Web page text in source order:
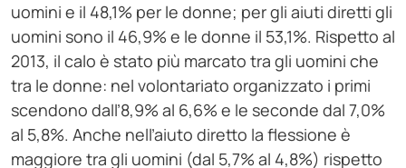
uomini e il 48,1% per le donne; per gli aiuti diretti gli
uomini sono il 46,9% e le donne il 53,1%. Rispetto al
2013, il calo è stato più marcato tra gli uomini che
tra le donne: nel volontariato organizzato i primi
scendono dall’8,9% al 6,6% e le seconde dal 7,0%
al 5,8%. Anche nell’aiuto diretto la flessione è
maggiore tra gli uomini (dal 5,7% al 4,8%) rispetto